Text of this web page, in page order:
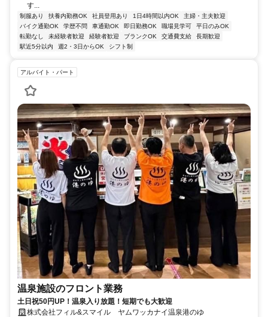
す...
制服あり 扶養内勤務OK 社員登用あり 1日4時間以内OK
主婦・主夫歓迎
バイク通勤OK
学歴不問 車通勤OK 即日勤務OK 職場見学可
平日のみOK
転勤なし
未経験者歓迎 経験者歓迎 ブランクOK 交通費支給
長期歓迎
駅近5分以内
週2・3日からOK シフト制
アルバイト・パート
温泉施設のフロント業務
土日祝50円UP！温泉入り放題！短期でも大歓迎
株式会社フィル&スマイル ヤムワッカナイ温泉港のゆ